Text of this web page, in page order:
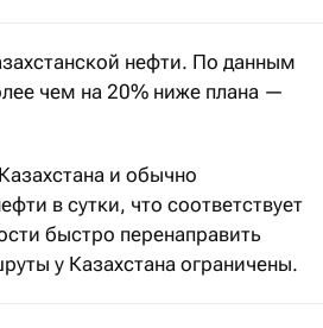
нефти. По данным
чем на 20% ниже плана —
и обычно
в сутки, что соответствует
быстро перенаправить
у Казахстана ограничены.